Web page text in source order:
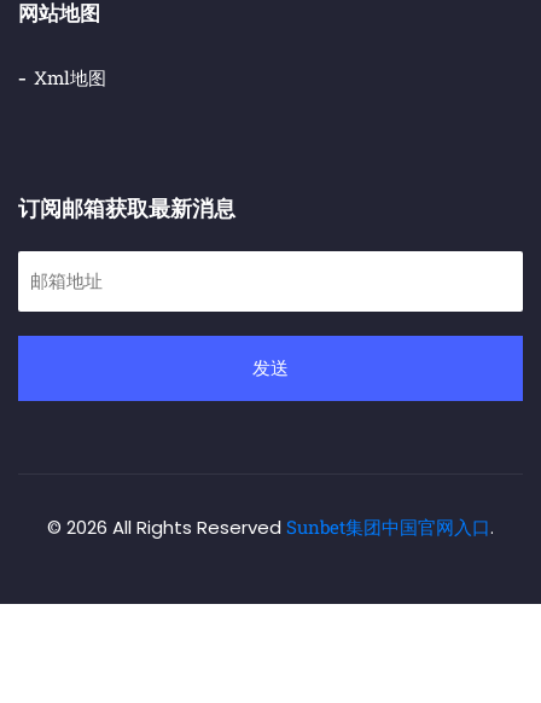
网站地图
Xml地图
订阅邮箱获取最新消息
发送
© 2026 All Rights Reserved Sunbet集团中国官网入口.